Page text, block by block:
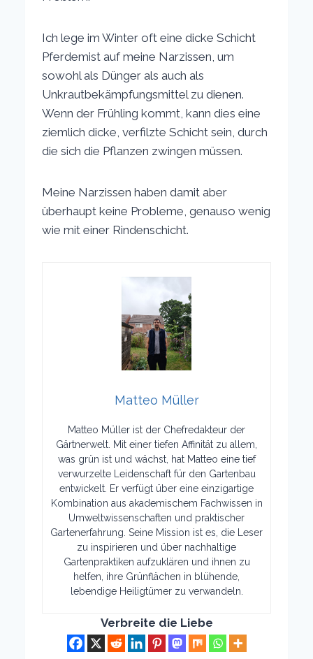
Ich lege im Winter oft eine dicke Schicht
Pferdemist auf meine Narzissen, um
sowohl als Dünger als auch als
Unkrautbekämpfungsmittel zu dienen.
Wenn der Frühling kommt, kann dies eine
ziemlich dicke, verfilzte Schicht sein, durch
die sich die Pflanzen zwingen müssen.
Meine Narzissen haben damit aber
überhaupt keine Probleme, genauso wenig
wie mit einer Rindenschicht.
Matteo Müller
Matteo Müller ist der Chefredakteur der
Gärtnerwelt. Mit einer tiefen Affinität zu allem,
was grün ist und wächst, hat Matteo eine tief
verwurzelte Leidenschaft für den Gartenbau
entwickelt. Er verfügt über eine einzigartige
Kombination aus akademischem Fachwissen in
Umweltwissenschaften und praktischer
Gartenerfahrung. Seine Mission ist es, die Leser
zu inspirieren und über nachhaltige
Gartenpraktiken aufzuklären und ihnen zu
helfen, ihre Grünflächen in blühende,
lebendige Heiligtümer zu verwandeln.
Verbreite die Liebe